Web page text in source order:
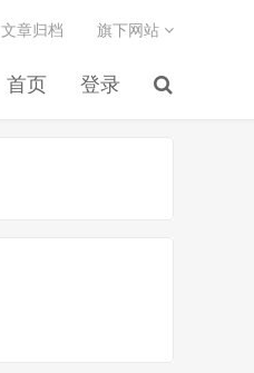
首页 登录
文章归档 旗下网站